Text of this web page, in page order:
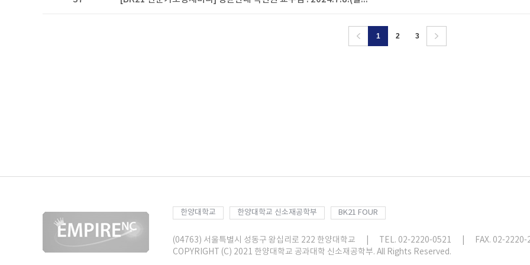
1 2 3
한양대학교 한양대학교 신소재공학부 BK21 FOUR
(04763) 서울특별시 성동구 왕십리로 222 한양대학교 TEL. 02-2220-0521
FAX. 02-
COPYRIGHT (C) 2021 한양대학교 공과대학 신소재공학부. All Rights Reserved.